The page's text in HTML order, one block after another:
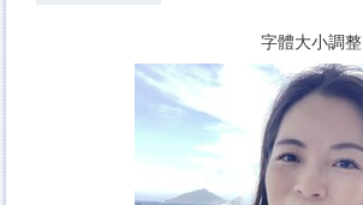
字體大小調整